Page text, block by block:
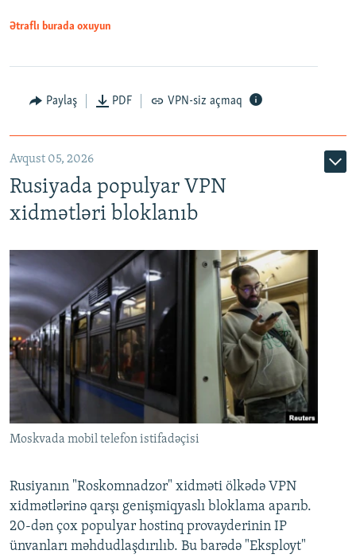
Ətraflı burada oxuyun
Paylaş PDF VPN-siz açmaq
Avqust 05, 2026
Rusiyada populyar VPN
xidmətləri bloklanıb
Moskvada mobil telefon istifadəçisi
Rusiyanın "Roskomnadzor" xidməti ölkədə VPN
xidmətlərinə qarşı genişmiqyaslı bloklama aparıb.
20-dən çox populyar hostinq provayderinin IP
ünvanları məhdudlaşdırılıb. Bu barədə "Eksployt"